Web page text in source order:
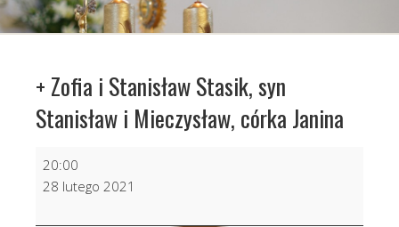
+ Zofia i Stanisław Stasik, syn
Stanisław i Mieczysław, córka Janina
Zofia
20:00
28 lutego 2021